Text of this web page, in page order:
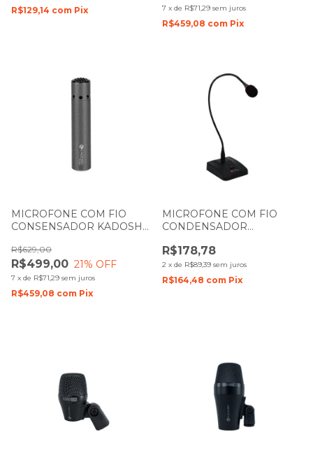
R$129,14 com Pix 7 x de R$71,29 sem juros
R$459,08 com Pix
MICROFONE COM FIO
CONSENSADOR KADOSH
R$499,00
R$629,00
21% OFF
7 x de R$71,29 sem juros
R$459,08 com Pix
MICROFONE COM FIO
CONDENSADOR
K353 30CM
R$178,78
2 x de R$89,39 sem juros
R$164,48 com Pix